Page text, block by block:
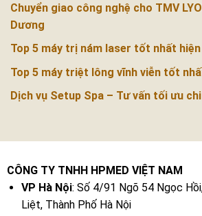
Chuyển giao công nghệ cho TMV
Dương
Top 5 máy trị nám laser tốt nhất hiện
Top 5 máy triệt lông vĩnh viễn tốt
Dịch vụ Setup Spa – Tư vấn tối ưu
CÔNG TY TNHH HPMED VIỆT NAM
VP Hà Nội: Số 4/91 Ngõ 54 Ngọc
Liệt, Thành Phố Hà Nội